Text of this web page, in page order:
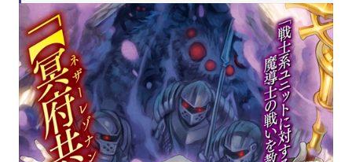
コミックエッセイ
閉じる